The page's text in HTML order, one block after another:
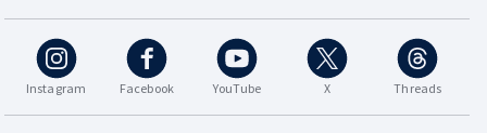
Instagram Facebook YouTube X Threads